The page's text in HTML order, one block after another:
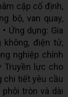
cặp cố định,
bộ, van quay,
Ứng dụng: Gia
không, điện tử,
nghiệp chính
Truyền lực cho
chi tiết yêu cầu
tròn và dài